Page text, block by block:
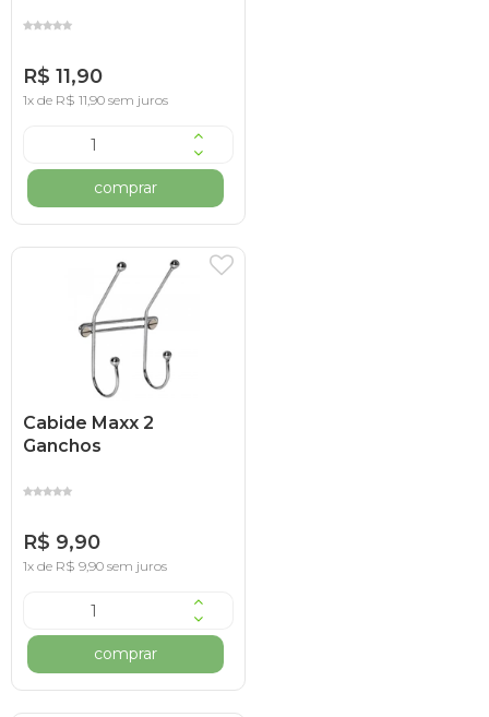
R$ 11,90
1x de R$ 11,90 sem juros
comprar
Cabide Maxx 2
Ganchos
R$ 9,90
1x de R$ 9,90 sem juros
comprar